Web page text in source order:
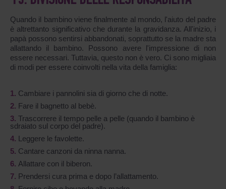
Quando il bambino viene finalmente al mondo, l'aiuto del padre
è altrettanto significativo che durante la gravidanza. All'inizio, i
papà possono sentirsi abbandonati, soprattutto se la madre sta
allattando il bambino. Possono avere l'impressione di non
essere necessari. Tuttavia, questo non è vero. Ci sono migliaia
di modi per essere coinvolti nella vita della famiglia:
Cambiare i pannolini sia di giorno che di notte.
Fare il bagnetto al bebè.
Trascorrere il tempo pelle a pelle (quando il bambino è
sdraiato sul corpo del padre).
Leggere le favolette.
Cantare canzoni da ninna nanna.
Allattare con il biberon.
Prendersi cura prima e dopo l’allattamento.